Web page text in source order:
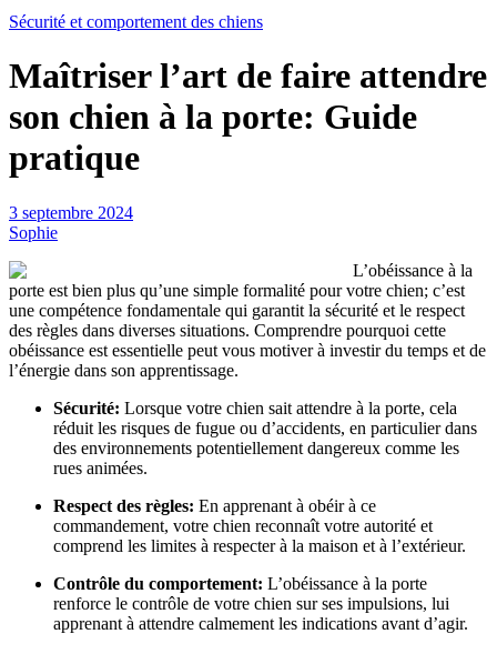
Sécurité et comportement des chiens
Maîtriser l’art de faire attendre
son chien à la porte: Guide
pratique
3 septembre 2024
Sophie
L’obéissance à la
porte est bien plus qu’une simple formalité pour votre chien; c’est
une compétence fondamentale qui garantit la sécurité et le respect
des règles dans diverses situations. Comprendre pourquoi cette
obéissance est essentielle peut vous motiver à investir du temps et de
l’énergie dans son apprentissage.
Sécurité: Lorsque votre chien sait attendre à la porte, cela
réduit les risques de fugue ou d’accidents, en particulier dans
des environnements potentiellement dangereux comme les
rues animées.
Respect des règles: En apprenant à obéir à ce
commandement, votre chien reconnaît votre autorité et
comprend les limites à respecter à la maison et à l’extérieur.
Contrôle du comportement: L’obéissance à la porte
renforce le contrôle de votre chien sur ses impulsions, lui
apprenant à attendre calmement les indications avant d’agir.